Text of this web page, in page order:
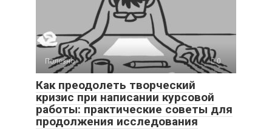
Полезно 0
Как преодолеть творческий
кризис при написании курсовой
работы: практические советы для
продолжения исследования